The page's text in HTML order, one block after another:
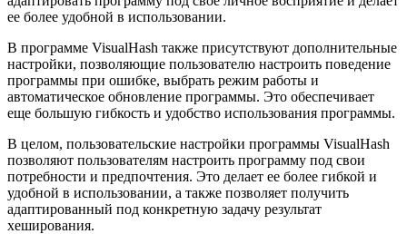
ее более удобной в использовании.
В программе VisualHash также присутствуют дополнительные
настройки, позволяющие пользователю настроить поведение
программы при ошибке, выбрать режим работы и
автоматическое обновление программы. Это обеспечивает
еще большую гибкость и удобство использования программы.
В целом, пользовательские настройки программы VisualHash
позволяют пользователям настроить программу под свои
потребности и предпочтения. Это делает ее более гибкой и
удобной в использовании, а также позволяет получить
адаптированный под конкретную задачу результат
хеширования.